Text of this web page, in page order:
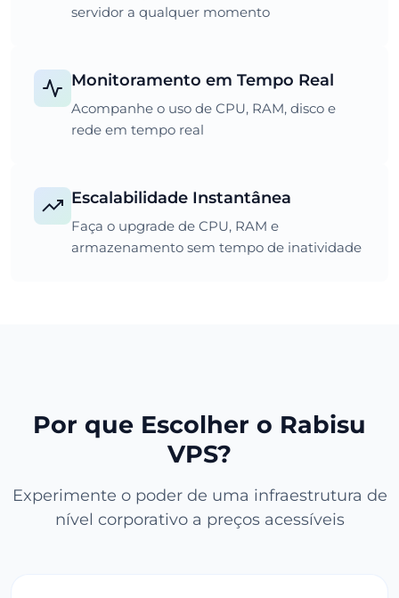
servidor a qualquer momento
Monitoramento em Tempo Real
Acompanhe o uso de CPU, RAM, disco e
rede em tempo real
Escalabilidade Instantânea
Faça o upgrade de CPU, RAM e
armazenamento sem tempo de inatividade
Por que Escolher o Rabisu
VPS?
Experimente o poder de uma infraestrutura de
nível corporativo a preços acessíveis